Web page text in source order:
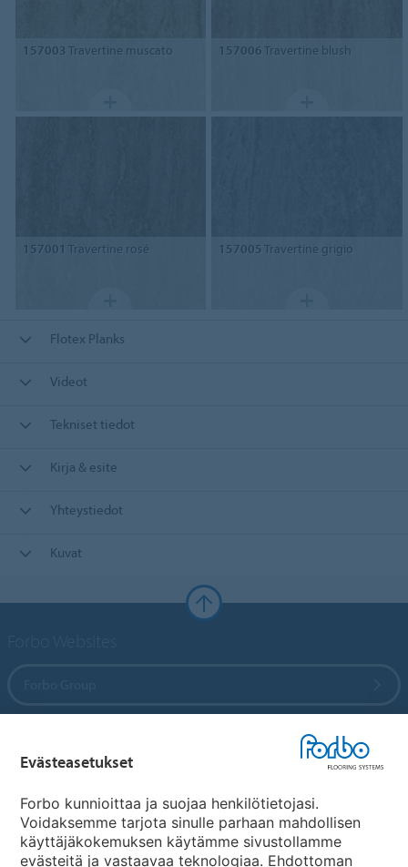
157003 Travertine muscato 157006Travertine blush
157001 Travertine rosé 157005 Travertine grigio
Flotex Planks
Videot
Tekniset tiedot
Kirja & esite
Yhteystiedot
Kuvat
Evästeasetukset
Forbo kunnioittaa ja suojaa henkilötietojasi.
Voidaksemme tarjota sinulle parhaan mahdollisen
käyttäjäkokemuksen käytämme sivustollamme
evästeitä ja vastaavaa teknologiaa. Ehdottoman